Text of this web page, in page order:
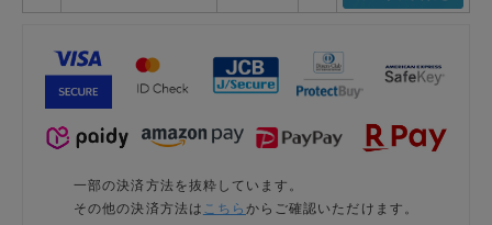
一部の決済方法を抜粋しています。
その他の決済方法は こちら からご確認いただけます。